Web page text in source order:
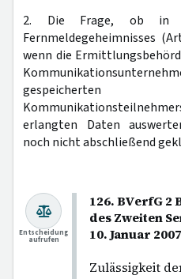
2. Die Frage, ob in
Fernmeldegeheimnisses
wenn die
erlangten Daten
noch nicht abschließend
126. BVerfG 2
des Zweiten
10. Januar
Zulässigkeit
Entscheidung
aufrufen